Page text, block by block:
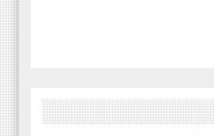
پاکستان
لے کر ۔۔۔